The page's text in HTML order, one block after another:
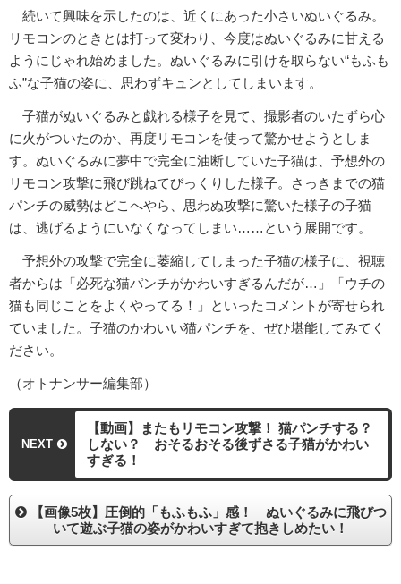
続いて興味を示したのは、近くにあった小さいぬいぐるみ。
リモコンのときとは打って変わり、今度はぬいぐるみに甘える
ようにじゃれ始めました。ぬいぐるみに引けを取らない“もふも
ふ”な子猫の姿に、思わずキュンとしてしまいます。
子猫がぬいぐるみと戯れる様子を見て、撮影者のいたずら心
に火がついたのか、再度リモコンを使って驚かせようとしま
す。ぬいぐるみに夢中で完全に油断していた子猫は、予想外の
リモコン攻撃に飛び跳ねてびっくりした様子。さっきまでの猫
パンチの威勢はどこへやら、思わぬ攻撃に驚いた様子の子猫
は、逃げるようにいなくなってしまい……という展開です。
予想外の攻撃で完全に萎縮してしまった子猫の様子に、視聴
者からは「必死な猫パンチがかわいすぎるんだが…」「ウチの
猫も同じことをよくやってる！」といったコメントが寄せられ
ていました。子猫のかわいい猫パンチを、ぜひ堪能してみてく
ださい。
（オトナンサー編集部）
NEXT
【動画】またもリモコン攻撃！ 猫パンチする？
しない？ おそるおそる後ずさる子猫がかわい
すぎる！
【画像5枚】圧倒的「もふもふ」感！ ぬいぐるみに飛びつ
いて遊ぶ子猫の姿がかわいすぎて抱きしめたい！